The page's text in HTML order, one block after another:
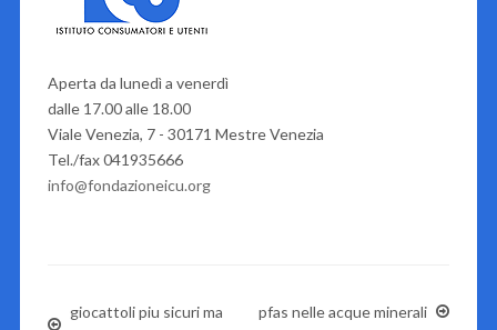
Aperta da lunedì a venerdì
dalle 17.00 alle 18.00
Viale Venezia, 7 - 30171 Mestre Venezia
Tel./fax 041935666
info@fondazioneicu.org
giocattoli piu sicuri ma
pfas nelle acque minerali